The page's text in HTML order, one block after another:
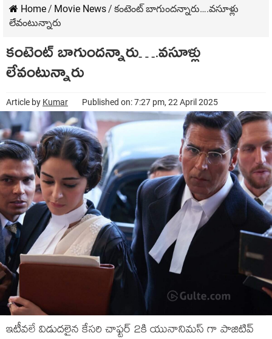
Home/ Movie News/ కంటెంట్ బాగుందన్నారు….వసూళ్లు
లేవంటున్నారు
కంటెంట్ బాగుందన్నారు….వసూళ్లు
లేవంటున్నారు
Article by Kumar Published on: 7:27 pm, 22 April 2025
ఇటీవలే విడుదలైన కేసరి చాఫ్టర్ 2కి యునానిమస్ గా పాజిటివ్